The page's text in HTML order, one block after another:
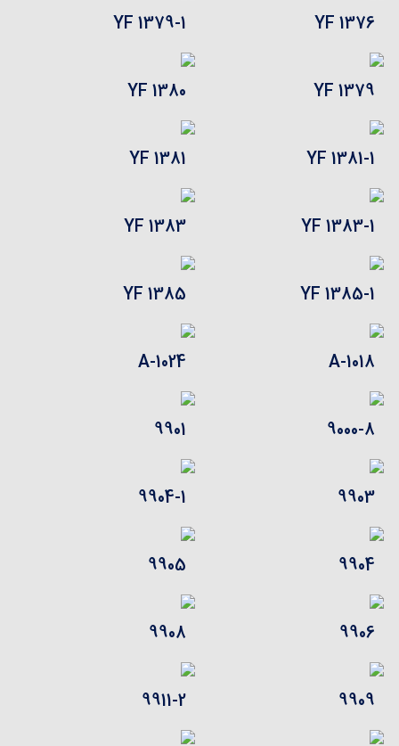
YF 1376
YF 1379-1
YF 1379
YF 1380
YF 1381-1
YF 1381
YF 1383-1
YF 1383
YF 1385-1
YF 1385
1018-A
1024-A
9000-8
9901
9903
9904-1
9904
9905
9906
9908
9909
9911-2